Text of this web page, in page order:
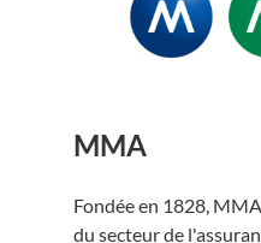
MMA
Fondée en 1828,
du secteur de